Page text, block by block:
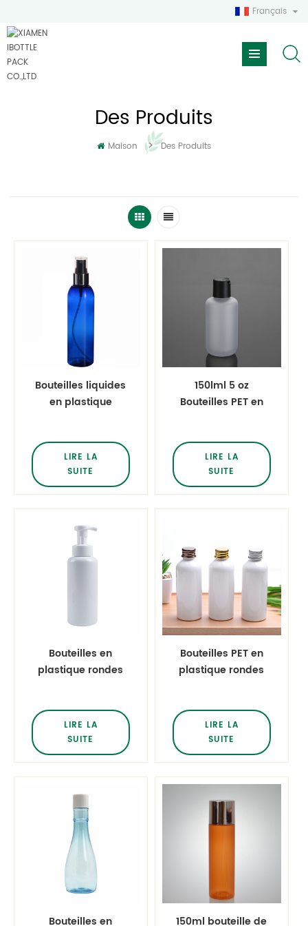
Français
Des Produits
Maison > Des Produits
Bouteilles liquides
en plastique
LIRE LA
SUITE
150lml 5 oz
Bouteilles PET en
claires avec disque
Top Cap Toner
pour le visage
LIRE LA
SUITE
Bouteilles en
plastique rondes
Boston Bouteilles
de pompe de
mousse de
LIRE LA
SUITE
Bouteilles PET en
plastique rondes
5 oz avec couvercle
à vis en aluminium
argenté
LIRE LA
SUITE
Bouteilles en
150ml bouteille de